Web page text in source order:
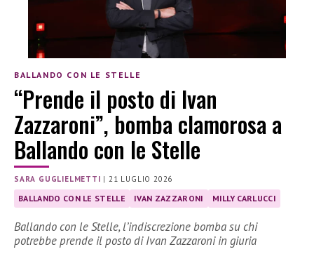
BALLANDO CON LE STELLE
“Prende il posto di Ivan
Zazzaroni”, bomba clamorosa a
Ballando con le Stelle
SARA GUGLIELMETTI |21 LUGLIO 2026
BALLANDO CON LE STELLE IVAN ZAZZARONI MILLY CARLUCCI
Ballando con le Stelle, l’indiscrezione bomba su chi
potrebbe prende il posto di Ivan Zazzaroni in giuria